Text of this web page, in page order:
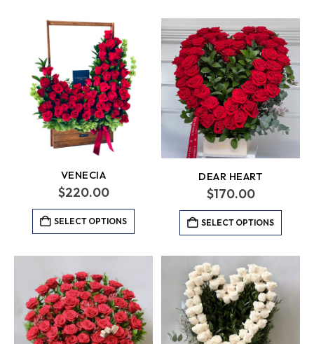
VENECIA
$220.00
SELECT OPTIONS
DEAR HEART
$170.00
SELECT OPTIONS